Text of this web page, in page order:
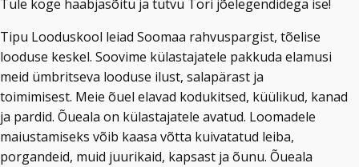
Tule koge haabjasõitu ja tutvu Tori jõelegendidega ise!
Tipu Looduskool leiad Soomaa rahvuspargist, tõelise
looduse keskel. Soovime külastajatele pakkuda elamusi
meid ümbritseva looduse ilust, salapärast ja
toimimisest. Meie õuel elavad kodukitsed, küülikud, kanad
ja pardid. Õueala on külastajatele avatud. Loomadele
maiustamiseks võib kaasa võtta kuivatatud leiba,
porgandeid, muid juurikaid, kapsast ja õunu. Õueala